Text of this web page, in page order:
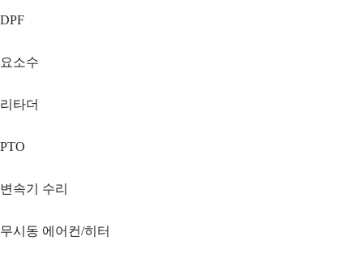
DPF
요소수
리타더
PTO
변속기 수리
무시동 에어컨/히터